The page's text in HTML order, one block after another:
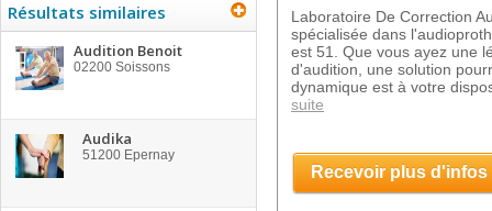
Résultats similaires
Audition Benoit
02200 Soissons
Audika
51200 Epernay
Laboratoire De Correction
spécialisée dans
est 51. Que vous ayez une
d'audition, une solution
dynamique est à votre
suite
Recevoir plus d'infos